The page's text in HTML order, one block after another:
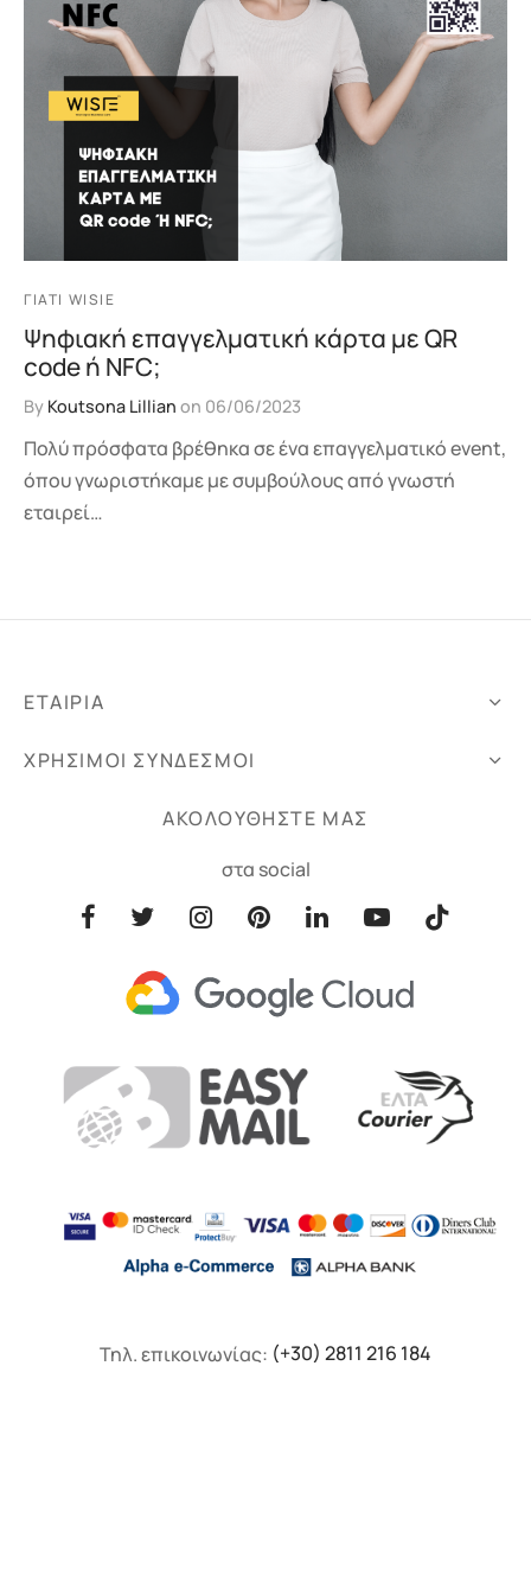
ΓΙΑΤΊ WISIE
Ψηφιακή επαγγελματική κάρτα με QR
code ή NFC;
By Koutsona Lillian on 06/06/2023
Πολύ πρόσφατα βρέθηκα σε ένα επαγγελματικό event,
όπου γνωριστήκαμε με συμβούλους από γνωστή
εταιρεί…
ΕΤΑΙΡΙΑ
ΧΡΗΣΙΜΟΙ ΣΥΝΔΕΣΜΟΙ
ΑΚΟΛΟΥΘΗΣΤΕ ΜΑΣ
στα social
Τηλ. επικοινωνίας: (+30) 2811 216 184